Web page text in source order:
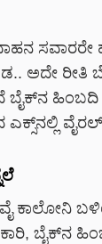
ಸವಾರರೇ
ಅದೇ ರೀತಿ
ಹಿಂಬದಿ
ಎಕ್ಸ್‌ನಲ್ಲಿ
ಕಾಲೋನಿ
ಬೈಕ್‌ನ